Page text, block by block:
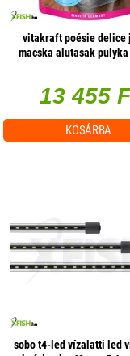
vitakraft poésie delice
macska alutasak pulyka
13 455
KOSÁRBA
sobo t4-led vízalatti led